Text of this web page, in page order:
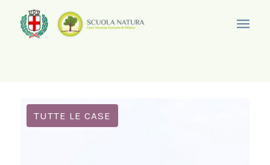
TUTTE LE CASE